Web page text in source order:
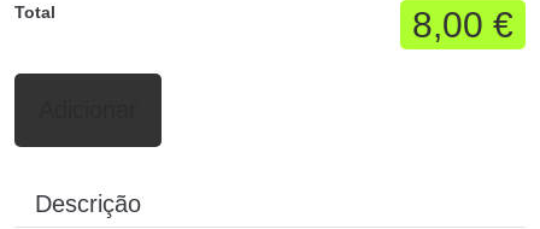
Total 8,00 €
Descrição